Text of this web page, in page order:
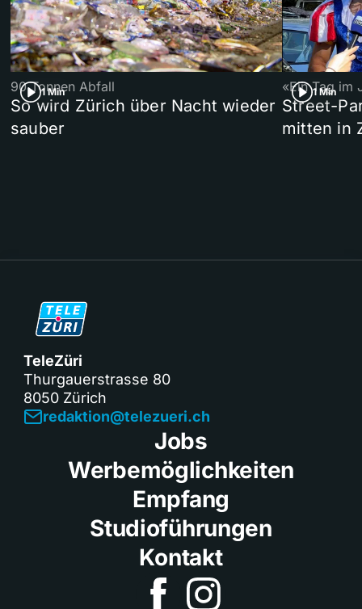
1 Min
90 Tonnen Abfall
So wird Zürich über Nacht wieder
sauber
1 Min
«Ein Tag im
Street-
mitten in
TeleZüri
Thurgauerstrasse 80
8050 Zürich
redaktion@telezueri.ch
Jobs
Werbemöglichkeiten
Empfang
Studioführungen
Kontakt